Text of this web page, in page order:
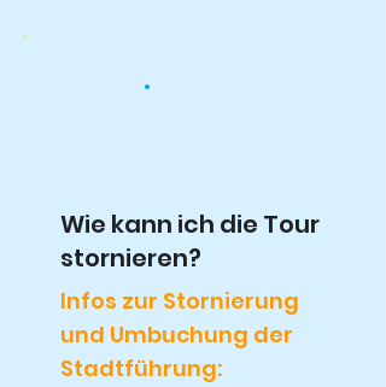
Wie kann ich die Tour
stornieren?
Infos zur Stornierung
und Umbuchung der
Stadtführung: